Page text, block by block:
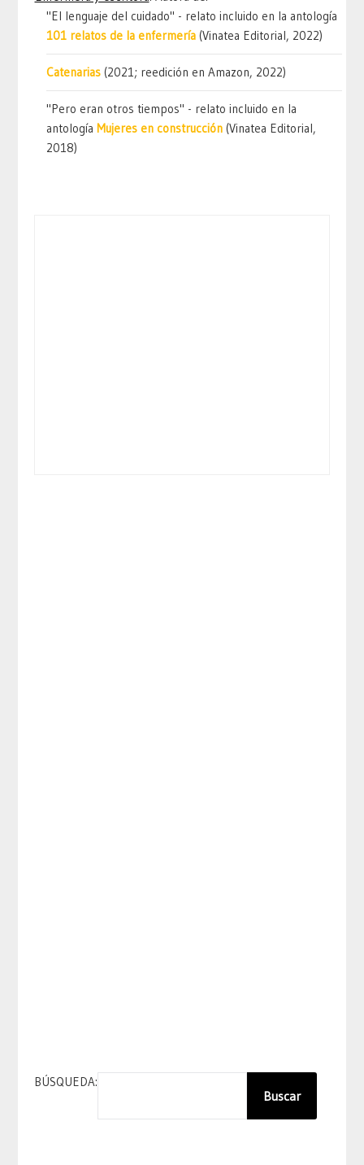
"El lenguaje del cuidado" - relato incluido en la antología
101 relatos de la enfermería (Vinatea Editorial, 2022)
Catenarias (2021; reedición en Amazon, 2022)
"Pero eran otros tiempos" - relato incluido en la
antología Mujeres en construcción (Vinatea Editorial,
2018)
BÚSQUEDA:
Buscar